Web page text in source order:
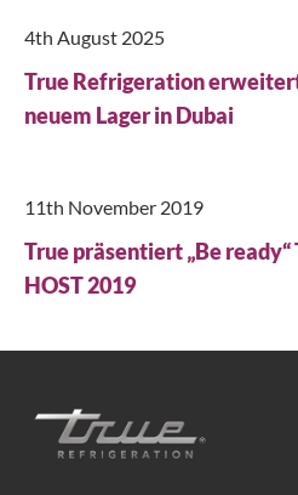
Nach einem Produkt
4th August 2025
True Refrigeration
neuem Lager in Dubai
11th November 2019
True präsentiert „Be
HOST 2019